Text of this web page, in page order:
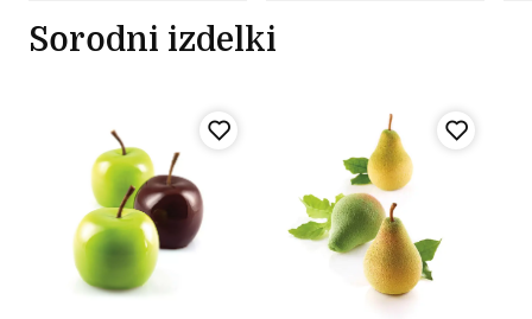
Sorodni izdelki